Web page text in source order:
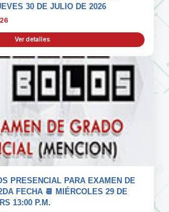
30 DE JULIO DE 2026
Ver detalles
PRESENCIAL PARA EXAMEN DE
FECHA 📆 MIÉRCOLES 29 DE
13:00 P.M.